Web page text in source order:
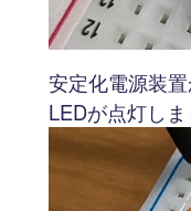
安定化電源装置
LEDが点灯しま